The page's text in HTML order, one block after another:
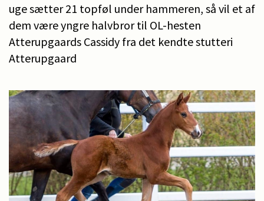
uge sætter 21 topføl under hammeren, så vil et af
dem være yngre halvbror til OL-hesten
Atterupgaards Cassidy fra det kendte stutteri
Atterupgaard